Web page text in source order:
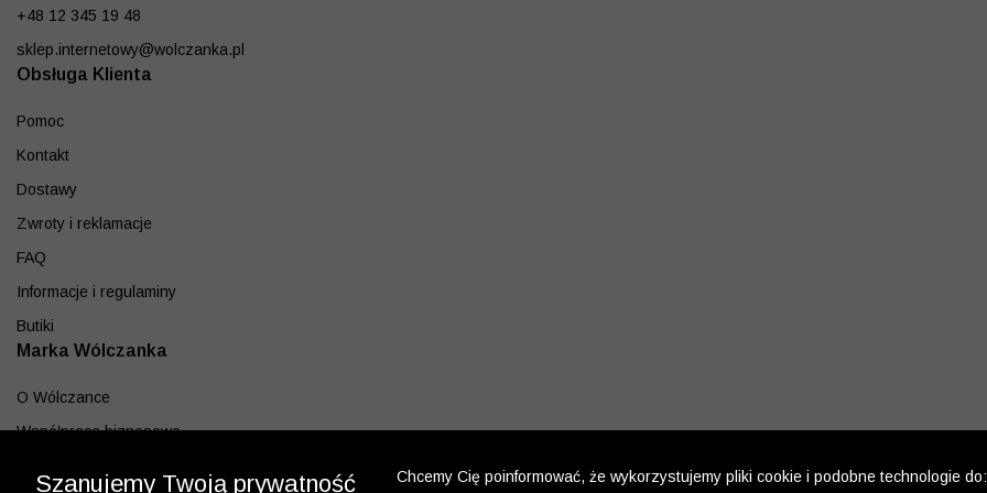
+48 12 345 19 48
sklep.internetowy@wolczanka.pl
Obsługa Klienta
Pomoc
Kontakt
Dostawy
Zwroty i reklamacje
FAQ
Informacje i regulaminy
Butiki
Marka Wólczanka
O Wólczance
Współpraca biznesowa
Szanujemy Twoją prywatność
Chcemy Cię poinformować, że wykorzystujemy pliki cookie i podobne technologie do: